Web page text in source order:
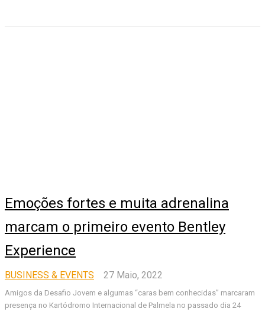
Emoções fortes e muita adrenalina
marcam o primeiro evento Bentley
Experience
BUSINESS & EVENTS 27 Maio, 2022
Amigos da Desafio Jovem e algumas “caras bem conhecidas” marcaram
presença no Kartódromo Internacional de Palmela no passado dia 24